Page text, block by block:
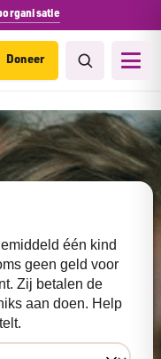
Doneer
één kind
geen geld voor
Zij betalen de
aan doen. Help